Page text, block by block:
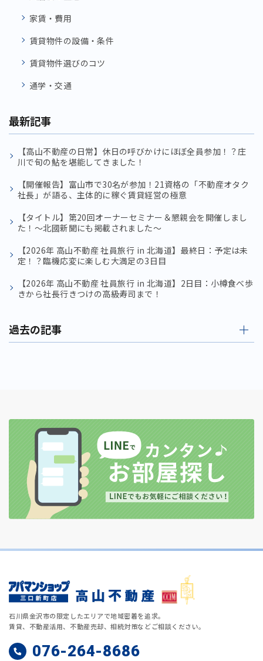
家賃・費用
賃貸物件の設備・条件
賃貸物件選びのコツ
通学・交通
最新記事
【高山不動産の日常】休日の呼びかけにほぼ全員参加！？庄
川で旬の鮎を堪能してきました！
【開催報告】富山市で30名が参加！21資格の「不動産オタク
社長」が語る、主体的に稼ぐ賃貸経営の極意
【タイトル】第20回オーナーセミナー＆懇親会を開催しまし
た！〜北國新聞にも掲載されました〜
【2026年 高山不動産 社員旅行 in 北海道】最終日：予定は未
定！？臨機応変に楽しむ大満足の3日目
【2026年 高山不動産 社員旅行 in 北海道】2日目：小樽食べ歩
きから社長行きつけの高級寿司まで！
過去の記事
石川県金沢市の限定したエリアで地域密着を追求。
賃貸、不動産活用、不動産売却、相続対策などご相談ください。
076-264-8686